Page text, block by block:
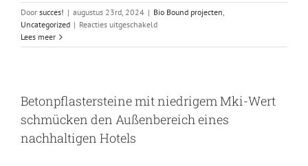
Door succes! | augustus 23rd, 2024 | Bio Bound projecten,
Uncategorized | Reacties uitgeschakeldvoor
Treppenlösung
Beton
das
Lees meer
Betonpflastersteine mit niedrigem Mki-Wert
schmücken den Außenbereich eines
nachhaltigen Hotels